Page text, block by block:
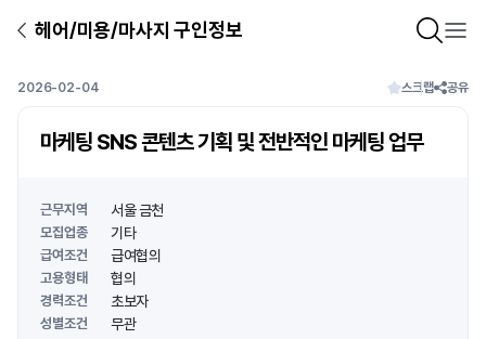
헤어/미용/마사지 구인정보
2026-02-04 스크랩 공유
마케팅 SNS 콘텐츠 기획 및 전반적인 마케팅 업무
근무지역 서울 금천
모집업종 기타
급여조건 급여협의
고용형태 협의
경력조건 초보자
성별조건 무관